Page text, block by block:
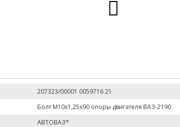
207323/00001 0059716 21
Болт М10х1,25х90 опоры двигателя ВАЗ-2190
АВТОВАЗ*